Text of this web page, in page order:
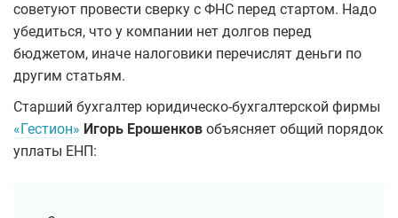
советуют провести сверку с ФНС перед стартом. Надо
убедиться, что у компании нет долгов перед
бюджетом, иначе налоговики перечислят деньги по
другим статьям.
Старший бухгалтер юридическо-бухгалтерской фирмы
«Гестион» Игорь Ерошенков объясняет общий порядок
уплаты ЕНП: